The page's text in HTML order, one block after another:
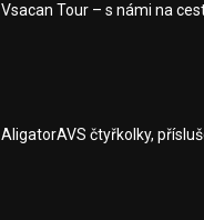
Vsacan Tour – s námi na
AligatorAVS čtyřkolky,